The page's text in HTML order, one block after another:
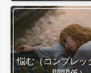
悩む（コンプレッ